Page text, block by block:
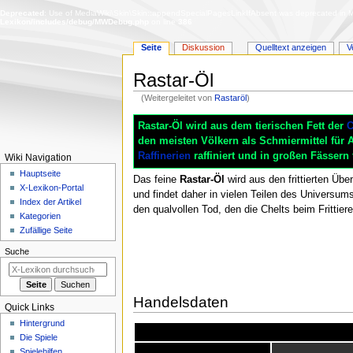
Deprecated : Use of MediaWiki\Skin\Skin::appendSpecialPagesLinkIfAbsent was deprecated
Lexikon/includes/debug/MWDebug.php
Rastar-Öl
(Weitergeleitet von Rastaröl)
Zur
Navigation
springen
Zur
Suche
springen
Rastar-Öl wird aus dem tierischen Fett der
den meisten Völkern als Schmiermittel für
Raffinerienraffiniert und in großen Fässern
Das feine Rastar-Öl wird aus den frittierten
und findet daher in vielen Teilen des
den qualvollen Tod, den die Chelts beim
Handelsdaten
N
a
o
n
Seite Diskussion Quelltext anzeigen
Wiki Navigation
Hauptseite
X-Lexikon-Portal
Index der Artikel
Kategorien
Zufällige Seite
Suche
Quick Links
Hintergrund
Die Spiele